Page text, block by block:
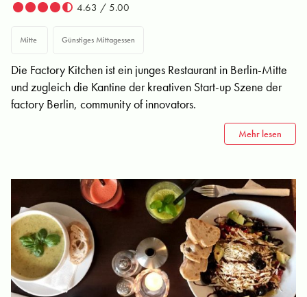
4.63 / 5.00
Mitte Günstiges Mittagessen
Die Factory Kitchen ist ein junges Restaurant in Berlin-Mitte
und zugleich die Kantine der kreativen Start-up Szene der
factory Berlin, community of innovators.
Mehr lesen